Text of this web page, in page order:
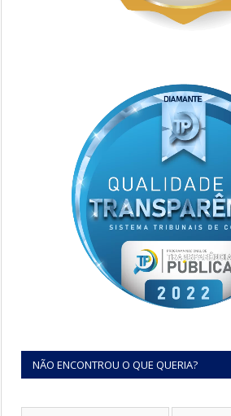
NÃO ENCONTROU O QUE QUERIA?